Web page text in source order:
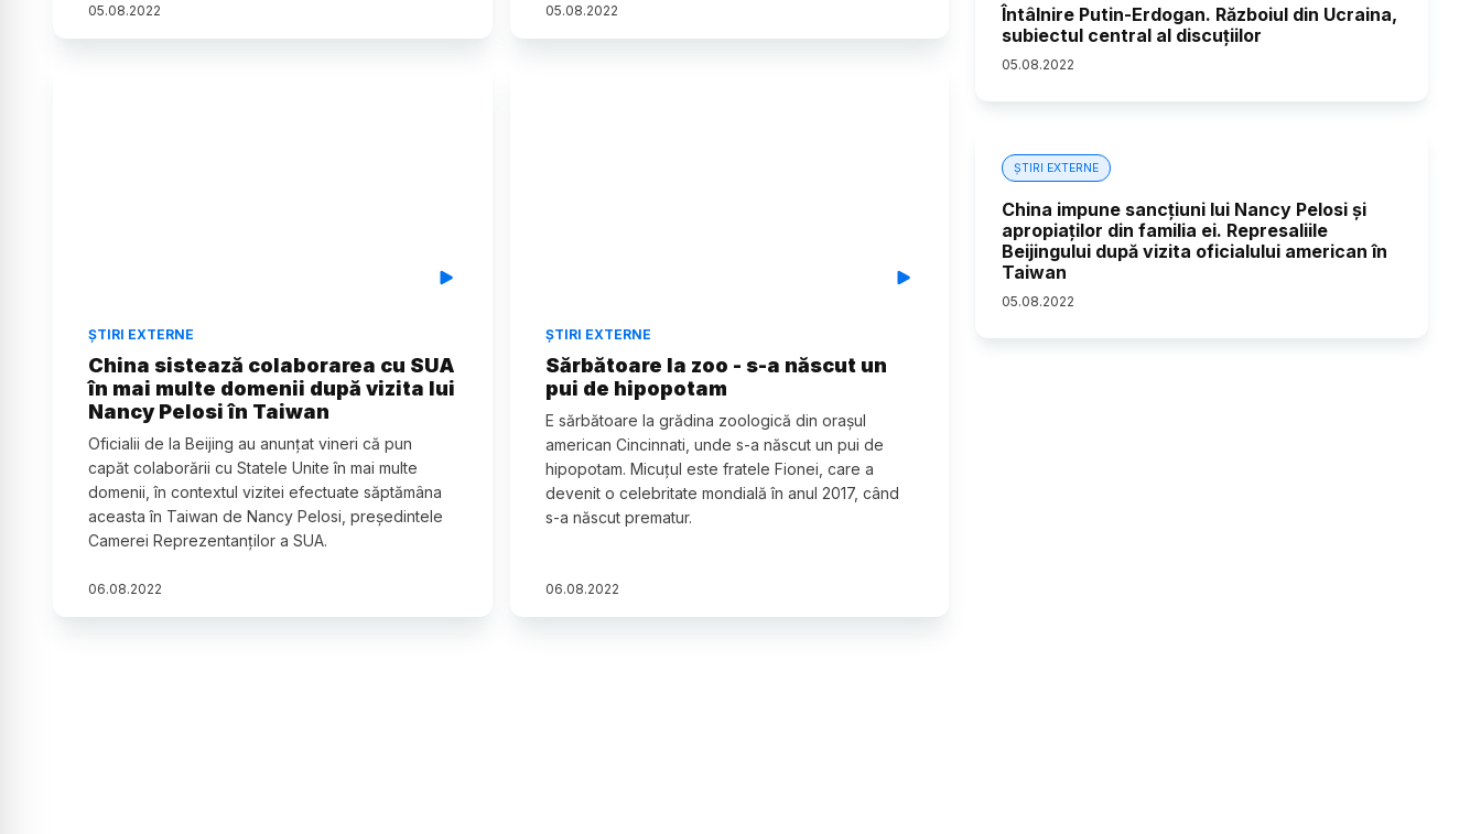
05.08.2022 05.08.2022
ȘTIRI EXTERNE
China sistează colaborarea cu SUA
în mai multe domenii după vizita lui
Nancy Pelosi în Taiwan
Oficialii de la Beijing au anunțat vineri că pun
capăt colaborării cu Statele Unite în mai multe
domenii, în contextul vizitei efectuate săptămâna
aceasta în Taiwan de Nancy Pelosi, președintele
Camerei Reprezentanților a SUA.
06.08.2022
ȘTIRI EXTERNE
Sărbătoare la zoo - s-a născut un
pui de hipopotam
E sărbătoare la grădina zoologică din orașul
american Cincinnati, unde s-a născut un pui de
hipopotam. Micuțul este fratele Fionei, care a
devenit o celebritate mondială în anul 2017, când
s-a născut prematur.
06.08.2022
Întâlnire Putin-Erdogan. Războiul din Ucraina,
subiectul central al discuțiilor
05.08.2022
ȘTIRI EXTERNE
China impune sancțiuni lui Nancy Pelosi și
apropiaților din familia ei. Represaliile
Beijingului după vizita oficialului american în
Taiwan
05.08.2022